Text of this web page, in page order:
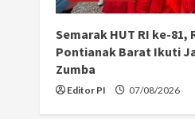
Semarak HUT RI ke-81,
Pontianak Barat Ikuti
Zumba
Editor PI 07/08/2026